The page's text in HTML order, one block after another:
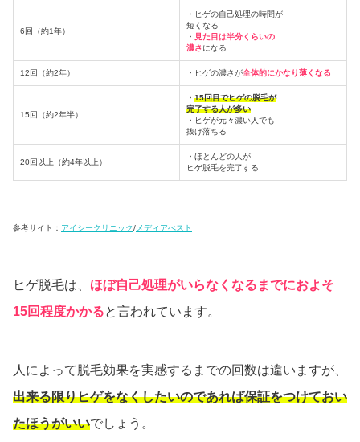
6回（約1年）
・ヒゲの自己処理の時間が
短くなる
・ 見た目は半分くらいの
濃さになる
12回（約2年） ・ヒゲの濃さが全体的にかなり薄くなる
15回（約2年半）
・ 15回目でヒゲの脱毛が
完了する人が多い
・ヒゲが元々濃い人でも
抜け落ちる
20回以上（約4年以上）
・ほとんどの人が
ヒゲ脱毛を完了する
参考サイト： アイシークリニック/ メディアべスト
ヒゲ脱毛は、 ほぼ自己処理がいらなくなるまでにおよそ
15回程度かかると言われています。
人によって脱毛効果を実感するまでの回数は違いますが、
出来る限りヒゲをなくしたいのであれば保証をつけておい
たほうがいいでしょう。